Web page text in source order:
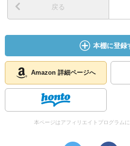
戻る
本棚に登録
Amazon 詳細ページへ
本ページはアフィリエイトプログラム